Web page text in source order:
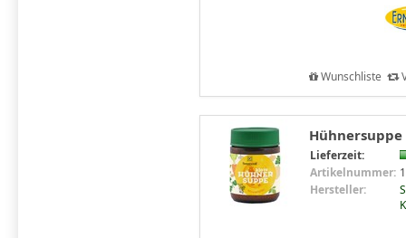
Wunschliste
Lieferzeit:
Artikelnummer:
Hersteller: